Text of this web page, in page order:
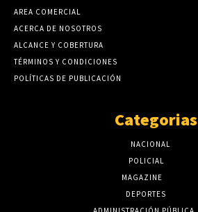
AREA COMERCIAL
ACERCA DE NOSOTROS
ALCANCE Y COBERTURA
TÉRMINOS Y CONDICIONES
POLÍTICAS DE PUBLICACIÓN
Categorias
NACIONAL
POLICIAL
MAGAZINE
DEPORTES